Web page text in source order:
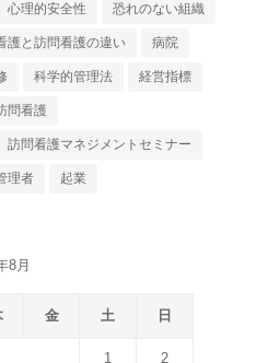
心理的安全性 恐れのない組織
護と訪問看護の違い 病院
科学的管理法 経営指標
問看護
訪問看護マネジメントセミナー
理者 起業
8月
金 土 日
1 2